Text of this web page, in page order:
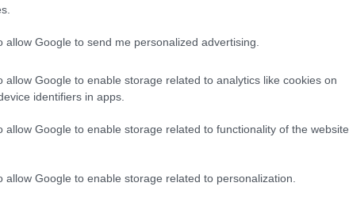
allow Google to send me personalized advertising.
allow Google to enable storage related to analytics like cookies on
identifiers in apps.
allow Google to enable storage related to functionality of the website
allow Google to enable storage related to personalization.
circa 6 km, pianeggiante e gratuito, che ti
soprattutto all’alba o al tramonto. Chi non
una passeggiata di 20-30 minuti, ti aspetta una
Niente biglietti, solo un po’ di sudore! E
a esplorare il lago a tuo ritmo, il noleggio parte
per scoprire angoli nascosti!<\/li>